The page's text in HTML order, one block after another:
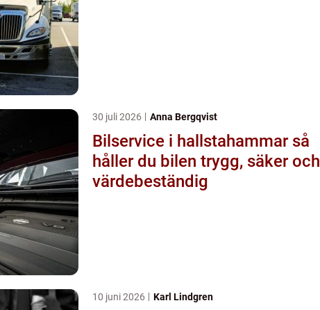
30 juli 2026 Anna Bergqvist
Bilservice i hallstahammar så
håller du bilen trygg, säker och
värdebeständig
10 juni 2026 Karl Lindgren